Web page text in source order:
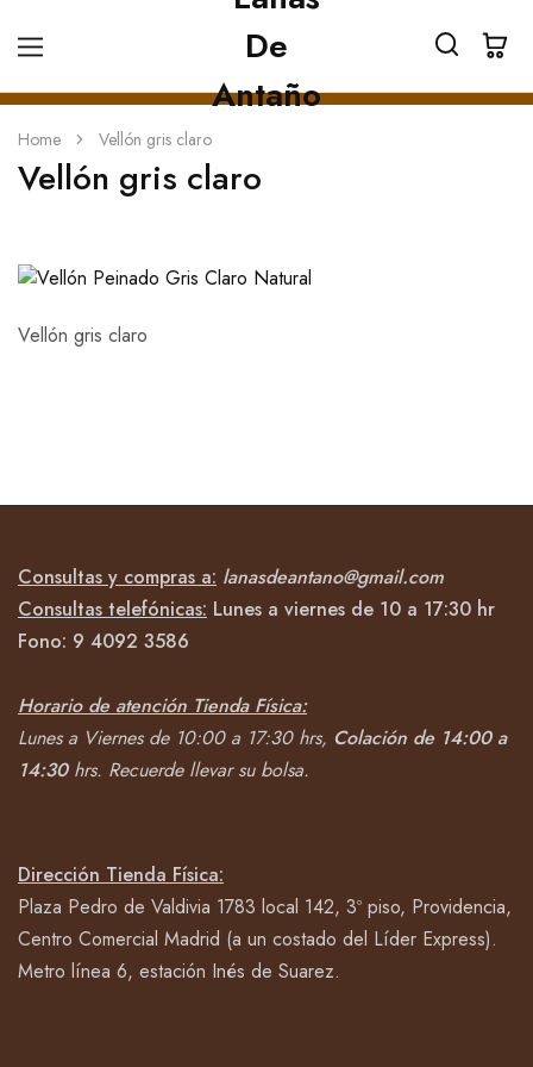
Home Vellón gris claro
Vellón gris claro
Vellón gris claro
Consultas y compras a: lanasdeantano@gmail.com
Consultas telefónicas: Lunes a viernes de 10 a 17:30 hr
Fono: 9 4092 3586
Horario de atención Tienda Física:
Lunes a Viernes de 10:00 a 17:30 hrs, Colación de 14:00 a
14:30hrs. Recuerde llevar su bolsa.
Dirección Tienda Física:
Plaza Pedro de Valdivia 1783 local 142, 3º piso, Providencia,
Centro Comercial Madrid (a un costado del Líder Express).
Metro línea 6, estación Inés de Suarez.